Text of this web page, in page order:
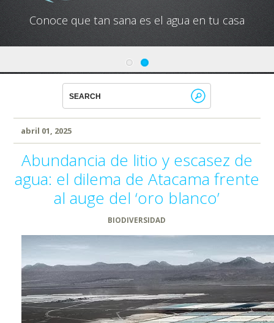
Conoce que tan sana es el agua en tu casa
Conoce cual es el mejor calentador solar de
México
abril 01, 2025
Abundancia de litio y escasez de
agua: el dilema de Atacama frente
al auge del ‘oro blanco’
BIODIVERSIDAD